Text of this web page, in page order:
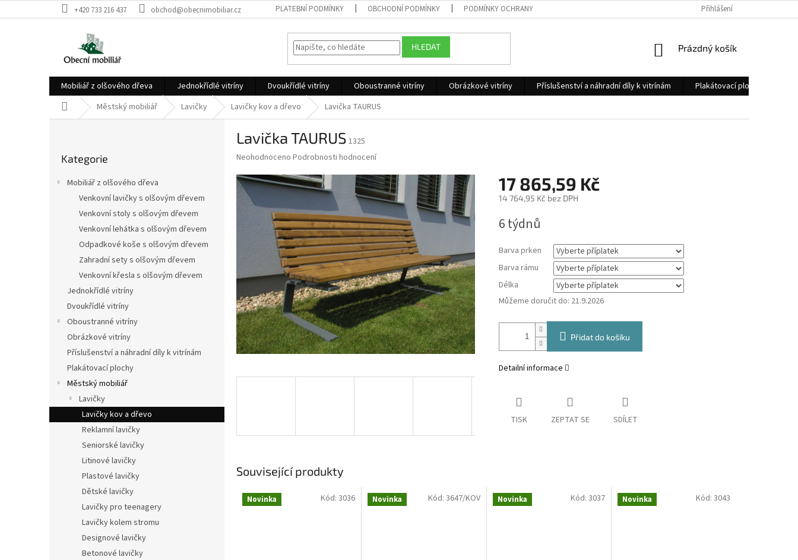
na
+420 733 216 437 obchod@obecnimobiliar.cz PLATEBNÍ PODMÍNKY OBCHODNÍ PODMÍNKY PODMÍNKY OCHRANY OSOBNÍCH ÚDAJŮ Přihlášení
HLEDAT
NÁKUPNÍ
Prázdný košík
Mobiliář z olšového dřeva Jednokřídlé vitríny Dvoukřídlé vitríny Oboustranné vitríny Obrázkové vitríny Příslušenství a náhradní díly k vitrínám Plakátovací plochy
Domů Městský mobiliář Lavičky Lavičky kov a dřevo Lavička TAURUS
kategorie
Kategorie
Mobiliář z olšového dřeva
Venkovní lavičky s olšovým dřevem
Venkovní stoly s olšovým dřevem
Venkovní lehátka s olšovým dřevem
Odpadkové koše s olšovým dřevem
Zahradní sety s olšovým dřevem
Venkovní křesla s olšovým dřevem
Jednokřídlé vitríny
Dvoukřídlé vitríny
Oboustranné vitríny
Obrázkové vitríny
Příslušenství a náhradní díly k vitrínám
Plakátovací plochy
Městský mobiliář
Lavičky
Lavičky kov a dřevo
Reklamní lavičky
Seniorské lavičky
Litinové lavičky
Plastové lavičky
Dětské lavičky
Lavičky pro teenagery
Lavičky kolem stromu
Designové lavičky
Betonové lavičky
Lavička TAURUS 1325
Průměrné
produktu
je
0,0
z
5
hvězdiček.
Neohodnoceno Podrobnosti hodnocení
17 865,59 Kč
14 764,95 Kčbez DPH
cena:
6 týdnů
Barva prken
Barva rámu
Délka
Můžeme doručit do: 21.9.2026
Přidat do košíku
Detailní informace
TISK ZEPTAT SE SDÍLET
Související produkty
Novinka Kód: 3036 Novinka Kód: 3647/KOV Novinka Kód:3037 Novinka Kód: 3043